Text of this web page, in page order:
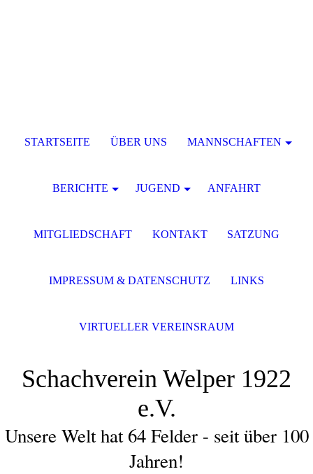
Schachverein Welper 1922
e.V.
Unsere Welt hat 64 Felder - seit über 100
Jahren!
STARTSEITE ÜBER UNS MANNSCHAFTEN
BERICHTE JUGEND ANFAHRT
MITGLIEDSCHAFT KONTAKT SATZUNG
IMPRESSUM & DATENSCHUTZ LINKS
VIRTUELLER VEREINSRAUM